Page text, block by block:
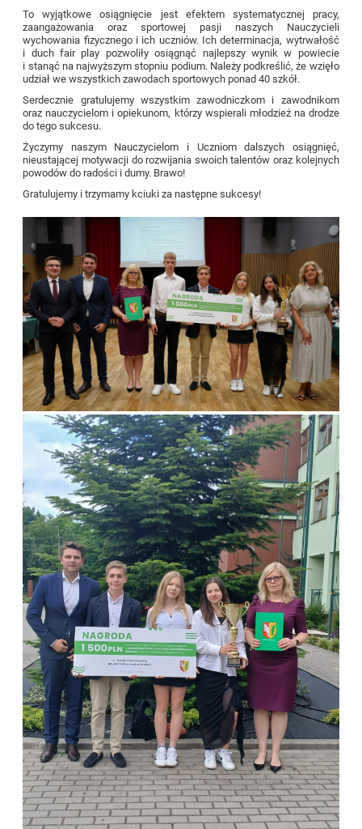
To wyjątkowe osiągnięcie jest efektem systematycznej pracy,
zaangażowania oraz sportowej pasji naszych Nauczycieli
wychowania fizycznego i ich uczniów. Ich determinacja, wytrwałość
i duch fair play pozwoliły osiągnąć najlepszy wynik w powiecie
i stanąć na najwyższym stopniu podium. Należy podkreślić, że wzięło
udział we wszystkich zawodach sportowych ponad 40 szkół.
Serdecznie gratulujemy wszystkim zawodniczkom i zawodnikom
oraz nauczycielom i opiekunom, którzy wspierali młodzież na drodze
do tego sukcesu.
Życzymy naszym Nauczycielom i Uczniom dalszych osiągnięć,
nieustającej motywacji do rozwijania swoich talentów oraz kolejnych
powodów do radości i dumy. Brawo!
Gratulujemy i trzymamy kciuki za następne sukcesy!